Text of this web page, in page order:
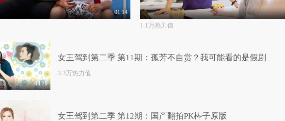
01:14
1.1万热力值
04:28
女王驾到第二季 第11期：孤芳不自赏？我可能看的是假剧
3.3万热力值
女王驾到第二季 第12期：国产翻拍PK棒子原版